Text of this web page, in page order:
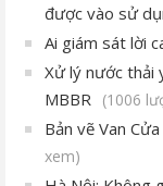
được vào sử
Ai giám sát lời
Xử lý nước thải
MBBR
(1006
Bản vẽ Van
xem)